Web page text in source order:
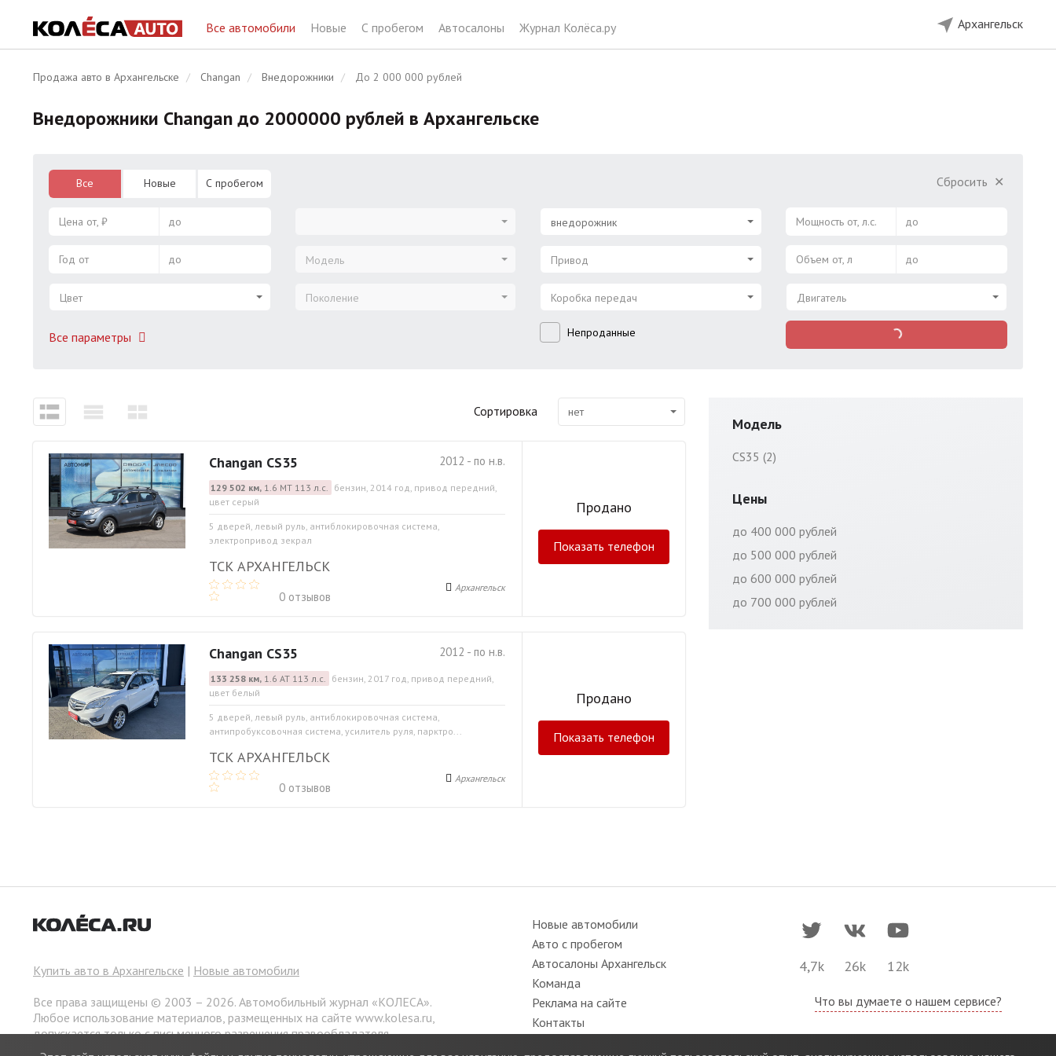
Все автомобили Новые С пробегом Автосалоны Журнал Колёса.ру Архангельск
Продажа авто в Архангельске Changan Внедорожники До 2 000 000 рублей
Внедорожники Changan до 2000000 рублей в Архангельске
Все Новые С пробегом
Цена от, ₽ до
Год от до
Цвет
Все параметры
Модель
Поколение
внедорожник
Привод
Коробка передач
Непроданные
Сбросить ✕
Мощность от, л.с. до
Объем от, л до
Двигатель
Сортировка нет
2012 - по н.в.
Changan CS35
129 502 км,1.6 МТ 113 л.с. бензин, 2014 год, привод передний,
цвет серый
5 дверей, левый руль, антиблокировочная система,
электропривод зекрал
ТСК АРХАНГЕЛЬСК
0 отзывов
Архангельск
Продано
Показать телефон
2012 - по н.в.
Changan CS35
133 258 км,1.6 АТ 113 л.с. бензин, 2017 год, привод передний,
цвет белый
5 дверей, левый руль, антиблокировочная система,
антипробуксовочная система, усилитель руля, парктро...
ТСК АРХАНГЕЛЬСК
0 отзывов
Архангельск
Продано
Показать телефон
Модель
CS35 (2)
Цены
до 400 000 рублей
до 500 000 рублей
до 600 000 рублей
до 700 000 рублей
Купить авто в Архангельске | Новые автомобили
Все права защищены © 2003 – 2026. Автомобильный журнал «КОЛЕСА».
Любое использование материалов, размещенных на сайте www.kolesa.ru,
допускается только с письменного разрешения правообладателя.
Новые автомобили
Авто с пробегом
Автосалоны Архангельск
Команда
Реклама на сайте
Контакты
4,7k 26k 12k
Что вы думаете о нашем сервисе?